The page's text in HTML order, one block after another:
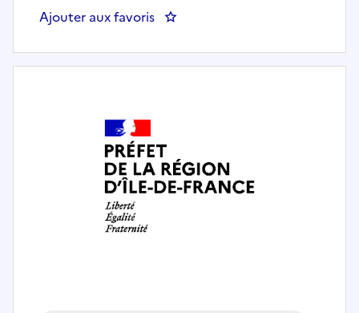
Ajouter aux favoris : sécurité routière PUR BLR